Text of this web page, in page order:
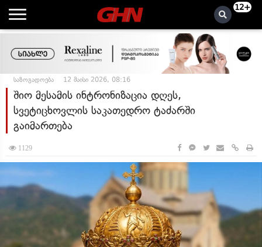
12+
საზოგადოება 12 მაისი 2026, 08:16
შიო მესამის ინტრონიზაცია დღეს,
სვეტიცხოვლის საკათედრო ტაძარში
გაიმართება
1129